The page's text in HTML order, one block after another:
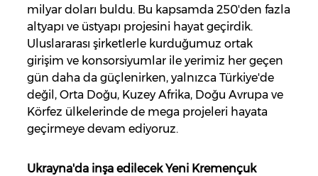
milyar doları buldu. Bu kapsamda 250'den fazla
altyapı ve üstyapı projesini hayat geçirdik.
Uluslararası şirketlerle kurduğumuz ortak
girişim ve konsorsiyumlar ile yerimiz her geçen
gün daha da güçlenirken, yalnızca Türkiye'de
değil, Orta Doğu, Kuzey Afrika, Doğu Avrupa ve
Körfez ülkelerinde de mega projeleri hayata
geçirmeye devam ediyoruz.
Ukrayna'da inşa edilecek Yeni Kremençuk